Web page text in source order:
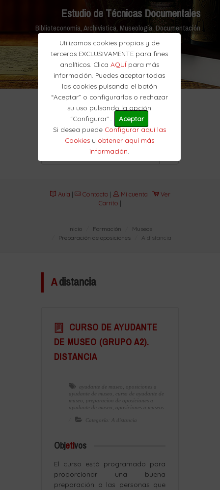
Utilizamos cookies propias y de
terceros EXCLUSIVAMENTE para fines
analíticos. Clica AQUÍpara más
información. Puedes aceptar todas
las cookies pulsando el botón
“Aceptar” o configurarlas o rechazar
su uso pulsando la opción
“Configurar”..
Aceptar
Si desea puede Configurar aquí las
Cookiesu obtener aquí más
información
Estudio de Técnicas Documentales
Biblioteconomía, Archivistica, Museología, Documentación
Aula | Contacto | Mi cuenta |
Ver
Carrito |
Inicio Formación
Museos
Preparación de oposiciones
A distancia
Adistancia
CURSO DE AYUDANTE
DE MUSEO (GRUPO A2).
DISTANCIA
ayudante de museo
oposiciones a
ayudante de museo
curso de ayudante de
museo
preparacion de oposiciones a
ayudante de museo
oposiciones a museos
Categoría: A distancia
Objetivos
El curso está programado para
proporcionar una buena
preparación a las personas que